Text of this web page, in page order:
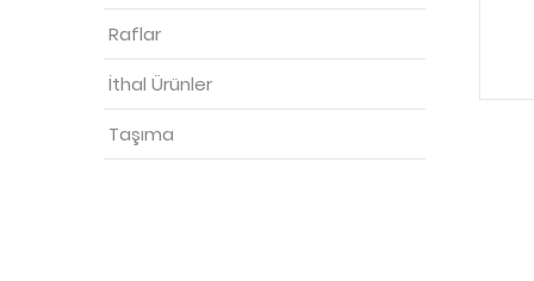
Raflar
İthal Ürünler
Taşıma